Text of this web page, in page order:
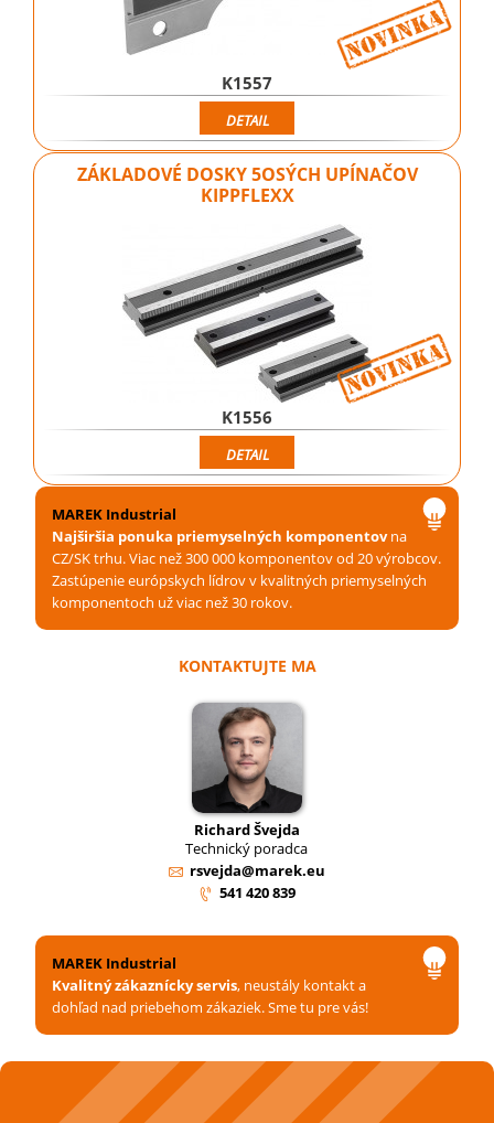
K1557
DETAIL
ZÁKLADOVÉ DOSKY 5OSÝCH UPÍNAČOV
KIPPFLEXX
K1556
DETAIL
MAREK Industrial
Najširšia ponuka priemyselných komponentovna
CZ/SK trhu. Viac než 300 000 komponentov od 20 výrobcov.
Zastúpenie európskych lídrov v kvalitných priemyselných
komponentoch už viac než 30 rokov.
KONTAKTUJTE MA
Richard Švejda
Technický poradca
rsvejda@marek.eu
541 420 839
MAREK Industrial
Kvalitný zákaznícky servis, neustály kontakt a
dohľad nad priebehom zákaziek. Sme tu pre vás!